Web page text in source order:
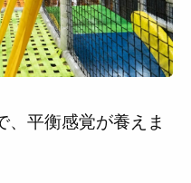
、平衡感覚が養えま